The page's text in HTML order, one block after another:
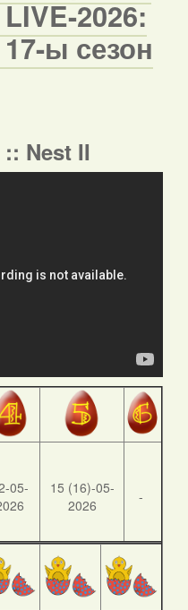
2026:
ы сезон
Nest II
05-
15 (16)-05-
2026
-